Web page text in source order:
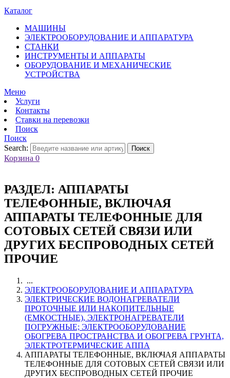
Каталог
МАШИНЫ
ЭЛЕКТРООБОРУДОВАНИЕ И АППАРАТУРА
СТАНКИ
ИНСТРУМЕНТЫ И АППАРАТЫ
ОБОРУДОВАНИЕ И МЕХАНИЧЕСКИЕ
УСТРОЙСТВА
Меню
Услуги
Контакты
Ставки на перевозки
Поиск
Поиск
Search:
Поиск
Корзина 0
РАЗДЕЛ: АППАРАТЫ
ТЕЛЕФОННЫЕ, ВКЛЮЧАЯ
АППАРАТЫ ТЕЛЕФОННЫЕ ДЛЯ
СОТОВЫХ СЕТЕЙ СВЯЗИ ИЛИ
ДРУГИХ БЕСПРОВОДНЫХ СЕТЕЙ
ПРОЧИЕ
...
ЭЛЕКТРООБОРУДОВАНИЕ И АППАРАТУРА
ЭЛЕКТРИЧЕСКИЕ ВОДОНАГРЕВАТЕЛИ
ПРОТОЧНЫЕ ИЛИ НАКОПИТЕЛЬНЫЕ
(ЕМКОСТНЫЕ), ЭЛЕКТРОНАГРЕВАТЕЛИ
ПОГРУЖНЫЕ; ЭЛЕКТРООБОРУДОВАНИЕ
ОБОГРЕВА ПРОСТРАНСТВА И ОБОГРЕВА ГРУНТА,
ЭЛЕКТРОТЕРМИЧЕСКИЕ АППА
АППАРАТЫ ТЕЛЕФОННЫЕ, ВКЛЮЧАЯ АППАРАТЫ
ТЕЛЕФОННЫЕ ДЛЯ СОТОВЫХ СЕТЕЙ СВЯЗИ ИЛИ
ДРУГИХ БЕСПРОВОДНЫХ СЕТЕЙ ПРОЧИЕ